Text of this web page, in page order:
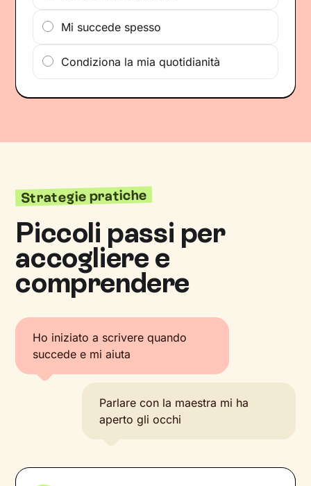
Mi succede spesso
Condiziona la mia quotidianità
Strategie pratiche
Piccoli passi per
accogliere e
comprendere
Ho iniziato a scrivere quando
succede e mi aiuta
Parlare con la maestra mi ha
aperto gli occhi